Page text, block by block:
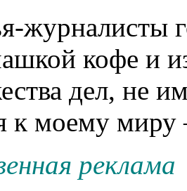
журналисты
кофе и
дел, не
к моему миру
реклама